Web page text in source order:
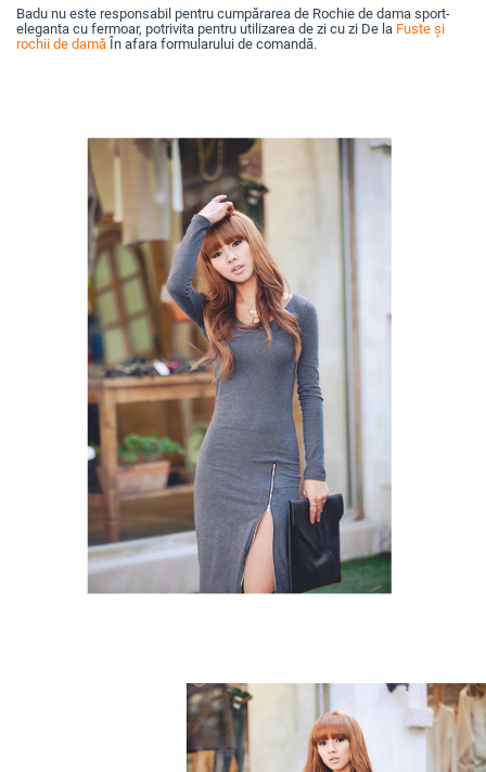
Badu nu este responsabil pentru cumpărarea de Rochie de dama sport-
eleganta cu fermoar, potrivita pentru utilizarea de zi cu zi De la Fuste și
rochii de damă În afara formularului de comandă.